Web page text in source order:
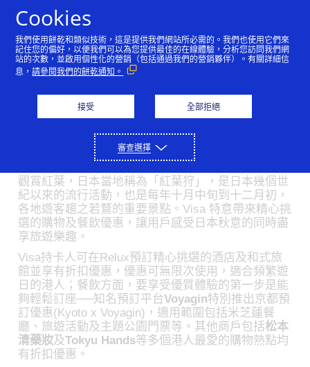
日本紅葉: Visa為港人帶來
秋日旅遊優惠
踏入十一月，秋意漸濃。對香港旅客而言，目前正是
出走日本、欣賞滿山紅葉的最佳時機。
觀賞紅葉，日本當地稱為「紅葉狩」，是日本幾個世
紀以來的流行活動，也是每年十月中旬到十二月初，
各地遊客趨之若鶩的重要景點。Visa 特意帶來精心挑
選的購物及餐飲優惠，讓用戶感受日本秋意的同時盡
享旅遊樂趣。
Visa持卡人可在Relux預訂精心挑選的酒店及和式旅
館並享有折扣優惠，優惠可無限次使用，適合頻繁遊
日的港人；餐飲方面，要享受優質體驗的第一步是能
夠輕鬆訂座──知名預訂平台Voyagin特別推出京都預
訂優惠(Kyoto x Voyagin)，適用範圍包括米芝蓮餐
廳、旅遊活動及主題公園門票等。其他商戶包括松本
清藥妝及Tokyu Hands等多個港人最愛的購物熱點均
有折扣優惠。
Cookies
我們使用餅乾和類似技術，這是提供我們網站所必需的。我們也使用它們來
記住您的偏好，以便我們可以為您提供最佳的在線體驗，分析您訪問我們網
站的次數，並啟用個性化的營銷（包括通過我們的營銷夥伴）。有關詳細信
息，請參閱我們的餅乾通知。
接受 全部拒絕
審查選擇